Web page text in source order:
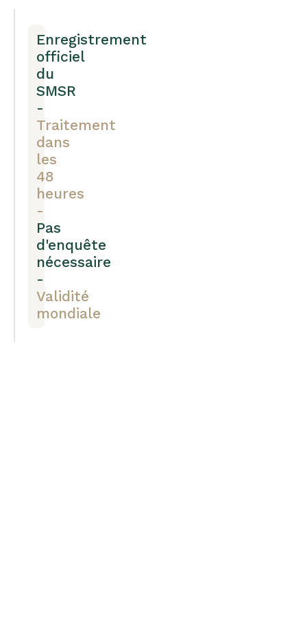
Enregistrement
officiel
du
SMSR
-
Traitement
dans
les
48
heures
-
Pas
d'enquête
nécessaire
-
Validité
mondiale